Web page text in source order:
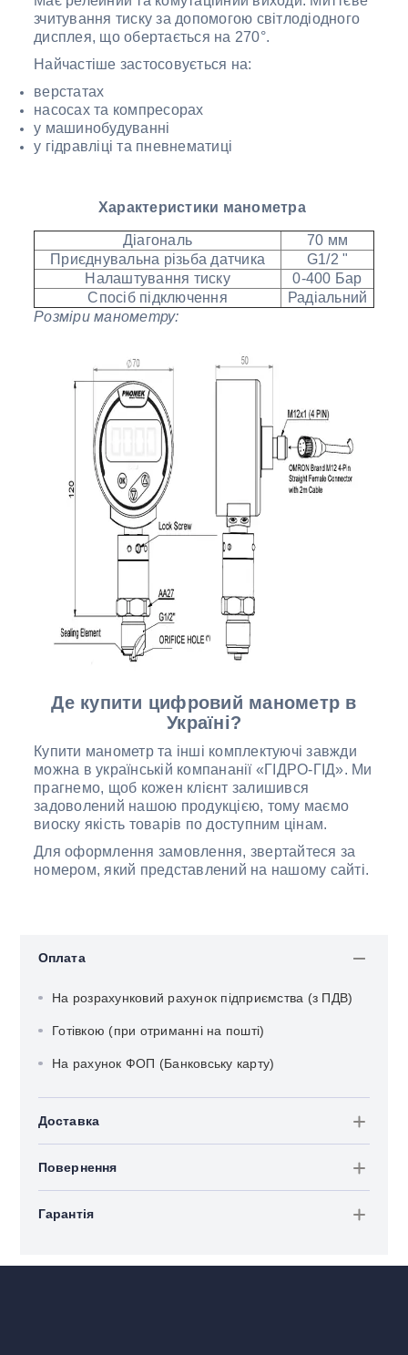
зчитування тиску за допомогою світлодіодного
дисплея, що обертається на 270°.
Найчастіше застосовується на:
верстатах
насосах та компресорах
у машинобудуванні
у гідравліці та пневнематиці
Характеристики манометра
Діагональ
70 мм
Приєднувальна різьба датчика
G1/2 "
Налаштування тиску
0-400 Бар
Спосіб підключення
Радіальний
Розміри манометру:
Де купити цифровий манометр в
Україні?
Купити манометр та інші комплектуючі завжди
можна в українській компананії «ГІДРО-ГІД». Ми
прагнемо, щоб кожен клієнт залишився
задоволений нашою продукцією, тому маємо
виоску якість товарів по доступним цінам.
Для оформлення замовлення, звертайтеся за
номером, який представлений на нашому сайті.
Оплата
На розрахунковий рахунок підприємства (з ПДВ)
Готівкою (при отриманні на пошті)
На рахунок ФОП (Банковську карту)
Доставка
Повернення
Гарантія